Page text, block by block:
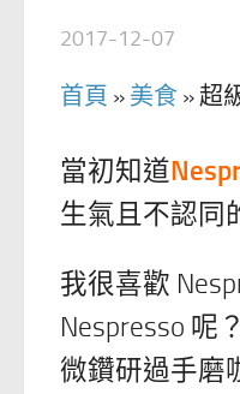
2017-12-07
首頁 » 美食 » 超
當初知道
生氣且不認同
我很喜歡
Nespresso 呢
微鑽研過手磨